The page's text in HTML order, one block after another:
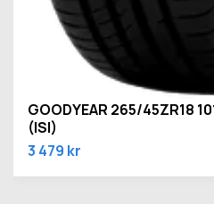
GOODYEAR 265/45ZR18
(ISI)
3 479 kr